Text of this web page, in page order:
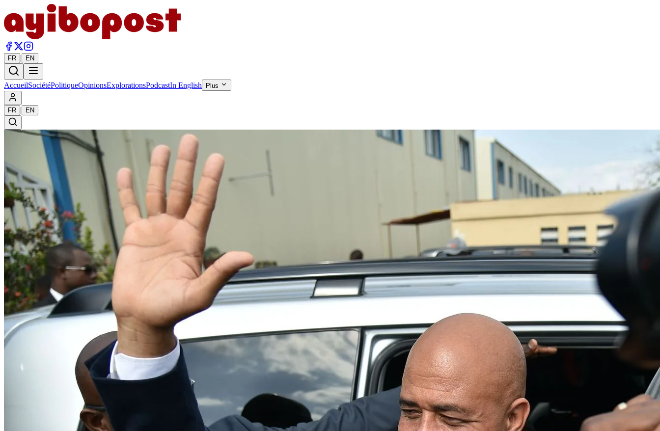
FR | EN
AccueilSociétéPolitiqueOpinionsExplorationsPodcastIn English Plus
FR | EN